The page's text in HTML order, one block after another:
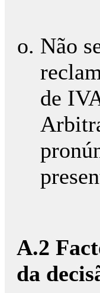
Não
de
A.2
da